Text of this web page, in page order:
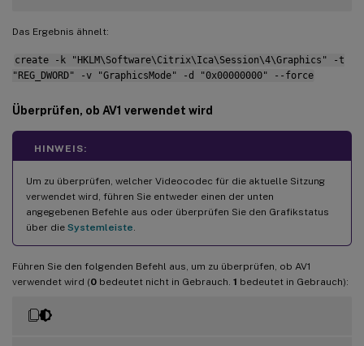
Das Ergebnis ähnelt:
create -k "HKLM\Software\Citrix\Ica\Session\4\Graphics" -t
"REG_DWORD" -v "GraphicsMode" -d "0x00000000" --force
Überprüfen, ob AV1 verwendet wird
HINWEIS:
Um zu überprüfen, welcher Videocodec für die aktuelle Sitzung
verwendet wird, führen Sie entweder einen der unten
angegebenen Befehle aus oder überprüfen Sie den Grafikstatus
über die Systemleiste
Führen Sie den folgenden Befehl aus, um zu überprüfen, ob AV1
verwendet wird (0 bedeutet nicht in Gebrauch. 1 bedeutet in Gebrauch):